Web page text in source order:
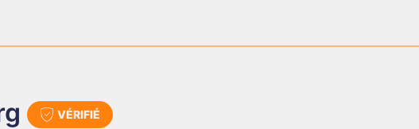
VÉRIFIÉ